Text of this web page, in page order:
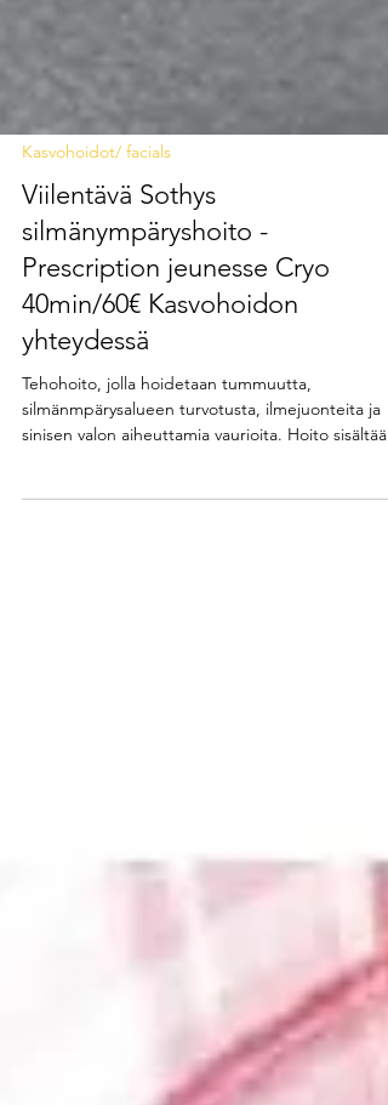
Kasvohoidot/ facials
Viilentävä Sothys
silmänympäryshoito -
Prescription jeunesse Cryo
40min/60€ Kasvohoidon
yhteydessä
silmänmpärysalueen turvotusta, ilmejuonteita ja